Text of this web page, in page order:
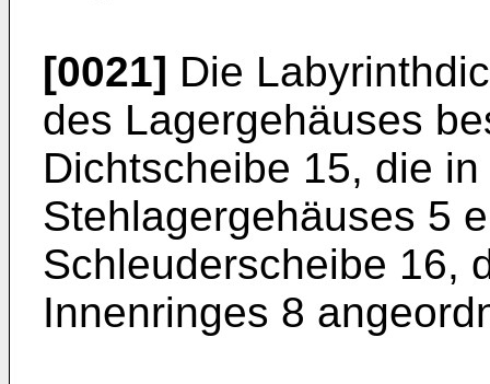
[0021] Die
des Lagergehäuses
Dichtscheibe 15, die
Stehlagergehäuses 5
Schleuderscheibe 16,
Innenringes 8